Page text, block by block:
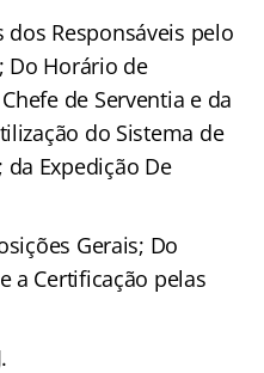
dos Responsáveis pelo
Do Horário de
de Serventia e da
do Sistema de
Expedição De
Gerais; Do
a Certificação pelas